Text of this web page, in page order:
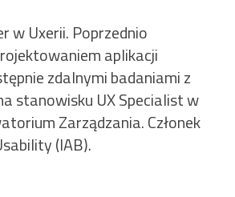
w Uxerii. Poprzednio
aplikacji
zdalnymi badaniami z
stanowisku UX Specialist w
Zarządzania. Członek
(IAB).